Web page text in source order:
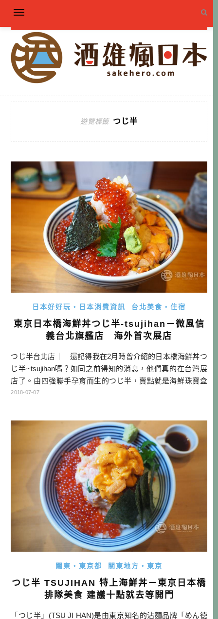
遊覽標籤 つじ半
日本好好玩・日本消費資訊 台北美食・住宿
東京日本橋海鮮丼つじ半-tsujihan－微風信
義台北旗艦店 海外首次展店
つじ半台北店｜ 還記得我在2月時曾介紹的日本橋海鮮丼つ
じ半~tsujihan嗎？如同之前得知的消息，他們真的在台灣展
店了。由四強聯手孕育而生的つじ半，賣點就是海鮮珠寶盒
般的海鮮丼，加上多元的吃法，不只是一碗丼飯，可說是一
去等開門 得知つじ半要在台灣開幕的消息，令我感到非常有
2018-07-07
關東・東京都 關東地方・東京
つじ半 TSUJIHAN 特上海鮮丼－東京日本橋
排隊美食 建議十點就去等開門
「つじ半」(TSU JI HAN)是由東京知名的沾麵品牌「めん徳